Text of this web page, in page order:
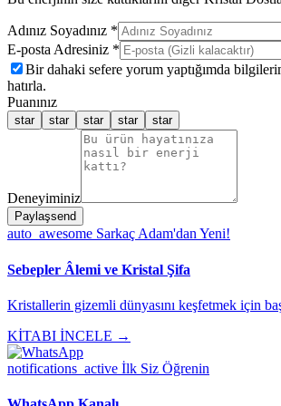
Adınız Soyadınız *
E-posta Adresiniz *
Bir dahaki sefere yorum yaptığımda
hatırla.
Puanınız
star star star star star
Deneyiminiz
Paylaşsend
auto_awesome Sarkaç Adam'dan Yeni!
Sebepler Âlemi ve Kristal Şifa
Kristallerin gizemli dünyasını keşfetmek için
KİTABI İNCELE →
notifications_active İlk Siz Öğrenin